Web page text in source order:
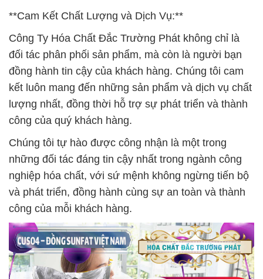
**Cam Kết Chất Lượng và Dịch Vụ:**
Công Ty Hóa Chất Đắc Trường Phát không chỉ là
đối tác phân phối sản phẩm, mà còn là người bạn
đồng hành tin cậy của khách hàng. Chúng tôi cam
kết luôn mang đến những sản phẩm và dịch vụ chất
lượng nhất, đồng thời hỗ trợ sự phát triển và thành
công của quý khách hàng.
Chúng tôi tự hào được công nhận là một trong
những đối tác đáng tin cậy nhất trong ngành công
nghiệp hóa chất, với sứ mệnh không ngừng tiến bộ
và phát triển, đồng hành cùng sự an toàn và thành
công của mỗi khách hàng.